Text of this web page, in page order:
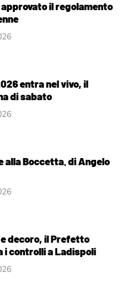
il regolamento
entra nel vivo, il
di sabato
alla Boccetta. di Angelo
decoro, il Prefetto
i controlli a Ladispoli